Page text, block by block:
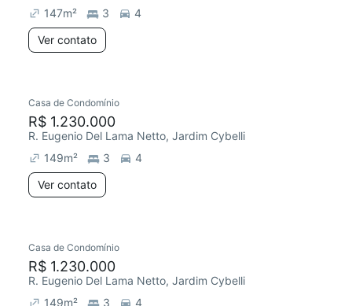
147m² 3
4
Ver contato
Casa de Condomínio
R$ 1.230.000
R. Eugenio Del Lama Netto, Jardim Cybelli
149m² 3
4
Ver contato
Casa de Condomínio
R$ 1.230.000
R. Eugenio Del Lama Netto, Jardim Cybelli
149m² 3 4